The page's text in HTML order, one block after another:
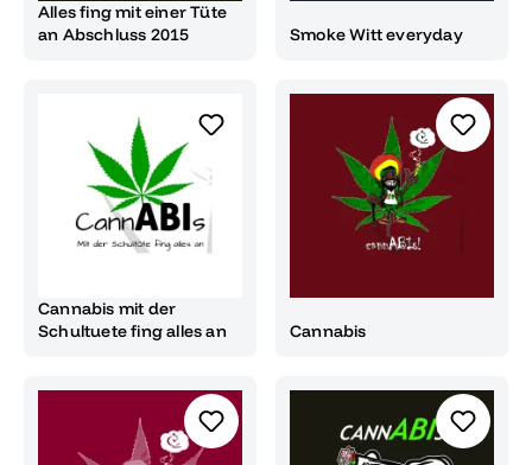
Alles fing mit einer Tüte
an Abschluss 2015
Smoke Witt everyday
Cannabis mit der
Schultuete fing alles an
Cannabis